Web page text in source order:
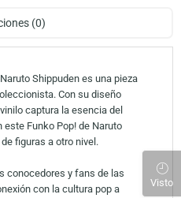
(0)
Shippuden es una pieza
Con su diseño
captura la esencia del
Funko Pop! de Naruto
figuras a otro nivel.
conocedores y fans de las
con la cultura pop a
Visto